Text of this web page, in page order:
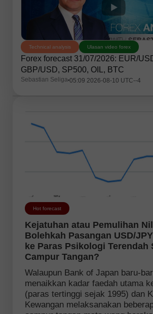
Technical analysis Ulasan video forex
Forex forecast 31/07/2026: EUR/
GBP/USD, SP500, OIL, BTC
Sebastian Seliga 05:09 2026-08-10 UTC--4
Hot forecast
Kejatuhan atau Pemulihan
Bolehkah Pasangan USD/
ke Paras Psikologi Terendah
Campur Tangan?
Walaupun Bank of Japan baru-
menaikkan kadar faedah utama
(paras tertinggi sejak 1995) dan
Kewangan melaksanakan